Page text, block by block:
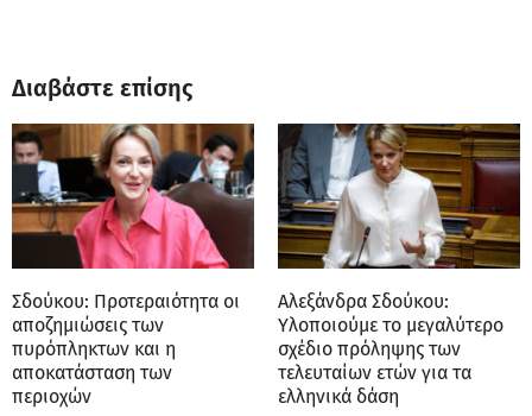
Διαβάστε επίσης
Σδούκου: Προτεραιότητα οι
αποζημιώσεις των
πυρόπληκτων και η
αποκατάσταση των
περιοχών
Αλεξάνδρα Σδούκου:
Υλοποιούμε το μεγαλύτερο
σχέδιο πρόληψης των
τελευταίων ετών για τα
ελληνικά δάση